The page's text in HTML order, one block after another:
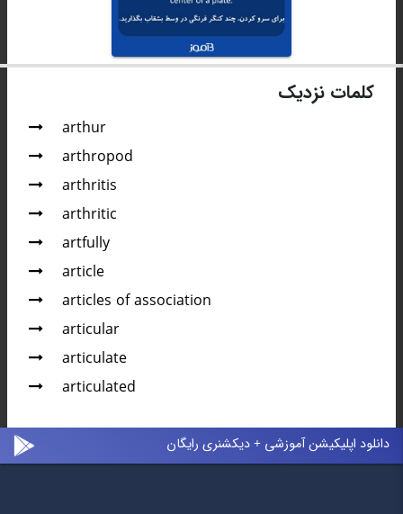
کلمات نزدیک
arthur
arthropod
arthritis
arthritic
artfully
article
articles of association
articular
articulate
articulated
دانلود اپلیکیشن آموزشی + دیکشنری رایگان